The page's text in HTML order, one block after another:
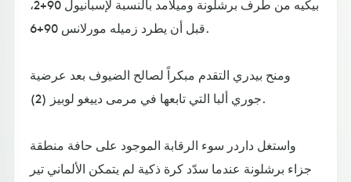
بيكيه من طرف برشلونة وميلامد بالنسبة لإسبانيول 90+2،
قبل أن يطرد زميله مورلانس 90+6.
ومنح بيدري التقدم مبكراً لصالح الضيوف بعد عرضية
جوري ألبا التي تابعها في مرمى دييغو لوبيز (2).
واستغل داردر سوء الرقابة الموجود على حافة منطقة
جزاء برشلونة عندما سدّد كرة ذكية لم يتمكن الألماني تير